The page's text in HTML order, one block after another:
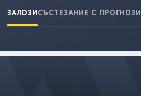
ЗАЛОЗИСЪСТЕЗАНИЕ С ПРОГНОЗИ